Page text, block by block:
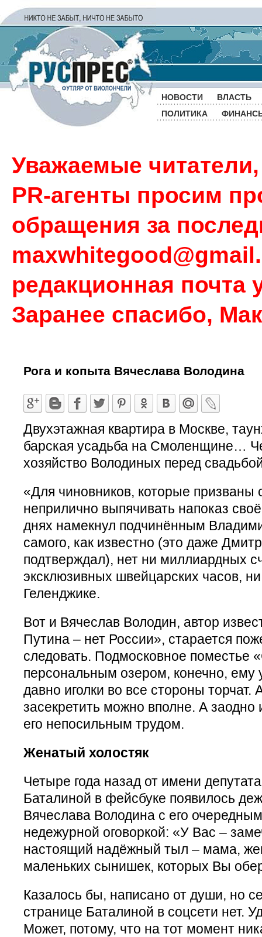
НОВОСТИ
ВЛАСТЬ
ПОЛИТИКА
Уважаемые
PR-агенты просим
обращения за
редакционная почта
Заранее спасибо,
Рога и копыта Вячеслава Володина
Двухэтажная квартира в Москве,
барская усадьба на Смоленщине…
хозяйство Володиных перед
«Для чиновников, которые призваны
неприлично выпячивать напоказ
днях намекнул подчинённым
самого, как известно (это даже
подтверждал), нет ни миллиардных
эксклюзивных швейцарских часов,
Геленджике.
Вот и Вячеслав Володин, автор
Путина – нет России», старается
следовать. Подмосковное поместье
персональным озером, конечно, ему
давно иголки во все стороны
засекретить можно вполне. А заодно
его непосильным трудом.
Женатый холостяк
Четыре года назад от имени
Баталиной в фейсбуке появилось
Вячеслава Володина с его
недежурной оговоркой: «У Вас –
настоящий надёжный тыл – мама,
маленьких сынишек, которых Вы
Казалось бы, написано от души, но
странице Баталиной в соцсети нет.
Может, потому, что на тот момент